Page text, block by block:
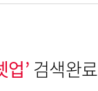
업’ 검색완료